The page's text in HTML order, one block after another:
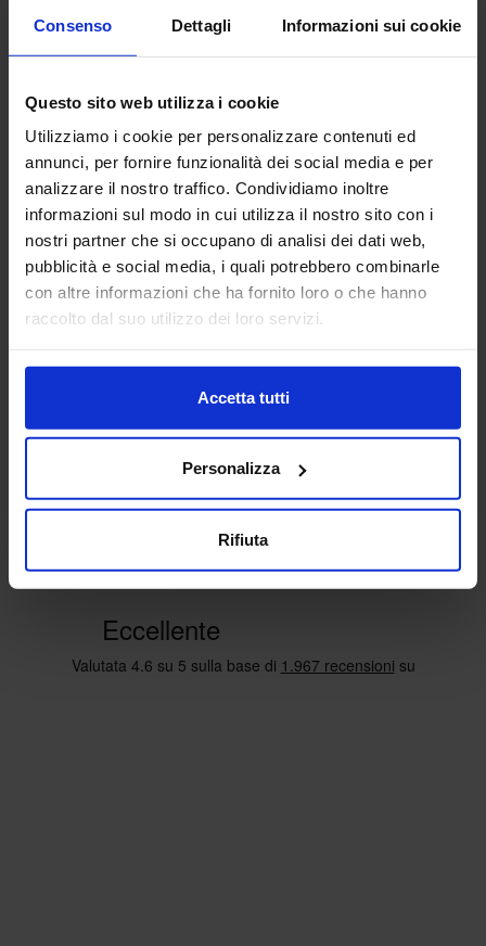
Consenso Dettagli Informazioni sui cookie
Questo sito web utilizza i cookie
Utilizziamo i cookie per personalizzare contenuti ed
annunci, per fornire funzionalità dei social media e per
analizzare il nostro traffico. Condividiamo inoltre
informazioni sul modo in cui utilizza il nostro sito con i
nostri partner che si occupano di analisi dei dati web,
pubblicità e social media, i quali potrebbero combinarle
con altre informazioni che ha fornito loro o che hanno
raccolto dal suo utilizzo dei loro servizi.
Accetta tutti
Personalizza
Rifiuta
Linea oro
Tenda Confezionata Sirius
17,90 € Da 13,00€
Colori disponibili
TortoraBianco antico
Beige